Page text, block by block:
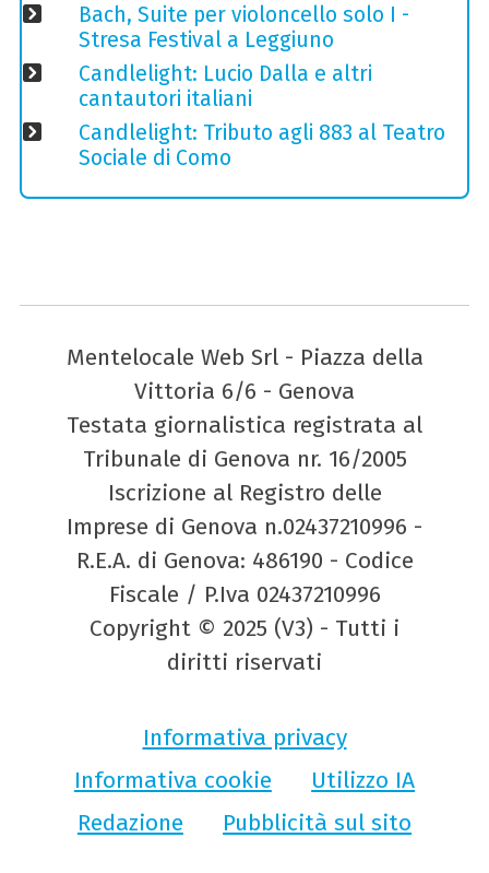
Bach, Suite per violoncello solo I -
Stresa Festival a Leggiuno
Candlelight: Lucio Dalla e altri
cantautori italiani
Candlelight: Tributo agli 883 al Teatro
Sociale di Como
Mentelocale Web Srl - Piazza della
Vittoria 6/6 - Genova
Testata giornalistica registrata al
Tribunale di Genova nr. 16/2005
Iscrizione al Registro delle
Imprese di Genova n.02437210996 -
R.E.A. di Genova: 486190 - Codice
Fiscale / P.Iva 02437210996
Copyright © 2025 (V3) - Tutti i
diritti riservati
Informativa privacy
Informativa cookie
Utilizzo IA
Redazione
Pubblicità sul sito